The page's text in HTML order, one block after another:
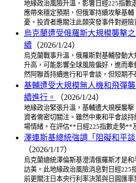
地緣政治風險升溫，影響日經225指數
應帶來穩定預期，但俄軍持續攻擊基
憂。投資者應關注此類突發事件對避
烏克蘭遭受俄羅斯大規模襲擊
續 （2026/1/24）
烏克蘭戰事升溫，俄羅斯對基輔發動
升高，可能影響全球風險偏好，進而
然阿聯酋持續進行和平會談，但短期
基輔遭受大規模無人機和飛彈
續進行。
（2026/1/24）
地緣政治緊張升溫，基輔遭大規模襲
資者需密切關注。雖然中東和平會談
場情緒。在評估**日經225指數走勢**
澤連斯基總統強調「阻礙和平談
（2026/1/17）
烏克蘭總統澤倫斯基澄清俄羅斯才是
訪美。此地緣政治風險消息對日經225
前更關注日本央行利率決策與日圓匯